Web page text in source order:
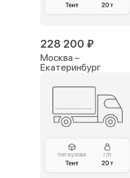
228 200 ₽
Москва –
Екатеринбург